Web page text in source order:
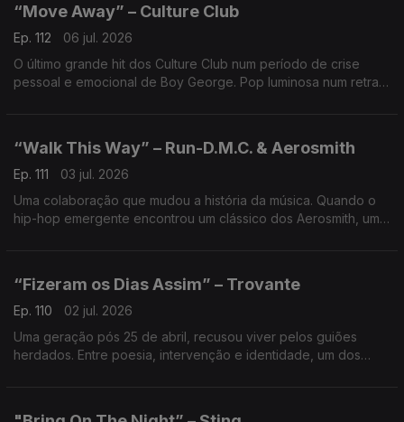
“Move Away” – Culture Club
Ep. 112
06 jul. 2026
O último grande hit dos Culture Club num período de crise
pessoal e emocional de Boy George. Pop luminosa num retrato
“Walk This Way” – Run-D.M.C. & Aerosmith
Ep. 111
03 jul. 2026
Uma colaboração que mudou a história da música. Quando o
hip-hop emergente encontrou um clássico dos Aerosmith, uma
“Fizeram os Dias Assim” – Trovante
Ep. 110
02 jul. 2026
Uma geração pós 25 de abril, recusou viver pelos guiões
herdados. Entre poesia, intervenção e identidade, um dos